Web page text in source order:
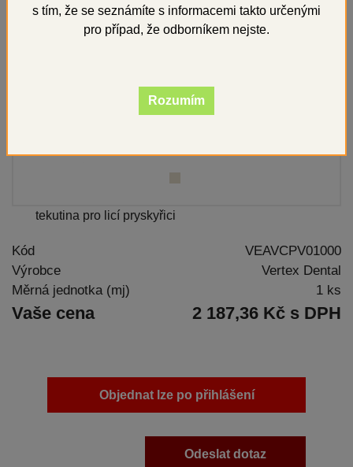
tekutina pro licí pryskyřici
Kód
VEAVCPV01000
Výrobce
Vertex Dental
Měrná jednotka (mj)
1 ks
Vaše cena 2 187,36 Kč s DPH
Objednat lze po přihlášení
Odeslat dotaz
s tím, že se seznámíte s informacemi takto určenými
pro případ, že odborníkem nejste.
Rozumím